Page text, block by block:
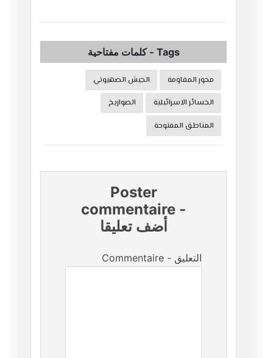
Tags
-كلمات مفتاحية
محور المقاومة
الجيش الصهيوني
الخسائر الاسرائيلية
الصواريخ
المناطق المفتوحة
Poster
commentaire -
أضف تعليقا
Commentaire - التعليق